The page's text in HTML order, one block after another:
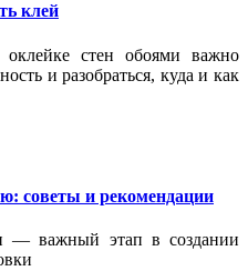
клей
стен обоями важно
и разобраться, куда и как
советы и рекомендации
— важный этап в создании